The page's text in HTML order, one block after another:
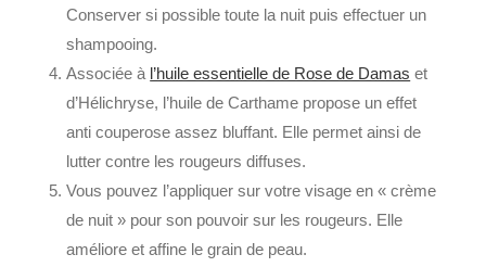
Conserver si possible toute la nuit puis effectuer un
shampooing.
Associée à l’huile essentielle de Rose de Damas et
d’Hélichryse, l’huile de Carthame propose un effet
anti couperose assez bluffant. Elle permet ainsi de
lutter contre les rougeurs diffuses.
Vous pouvez l’appliquer sur votre visage en « crème
de nuit » pour son pouvoir sur les rougeurs. Elle
améliore et affine le grain de peau.